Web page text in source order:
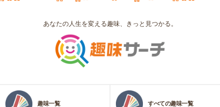
あなたの人生を変える趣味、きっと見つかる。
趣味一覧 すべての趣味一覧